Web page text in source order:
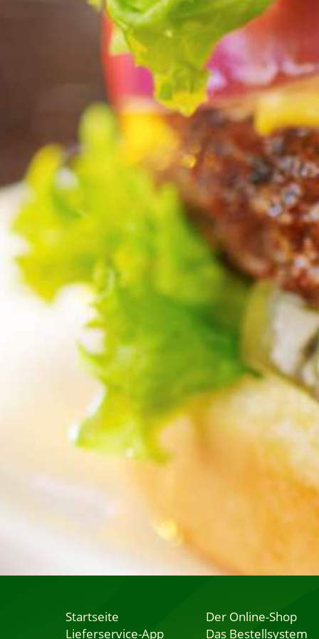
Startseite
Lieferservice-App
Der Online-Shop
Das Bestellsystem